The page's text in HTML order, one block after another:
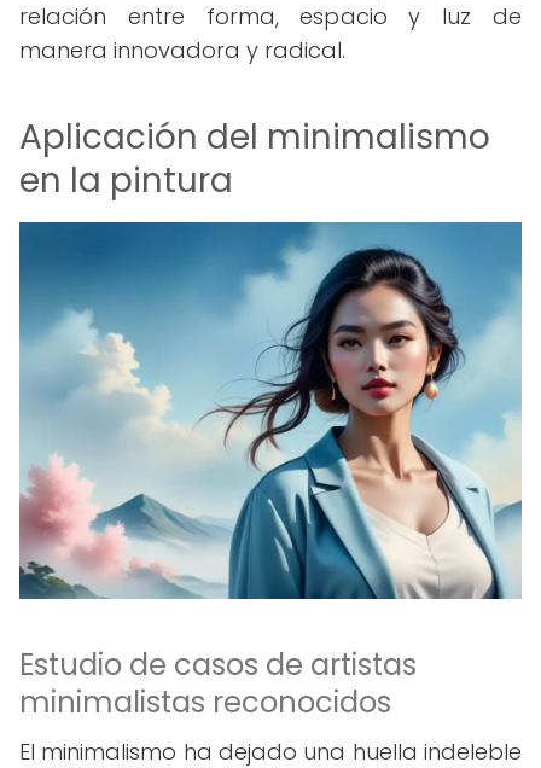
relación entre forma, espacio y luz de
manera innovadora y radical.
Aplicación del minimalismo
en la pintura
Estudio de casos de artistas
minimalistas reconocidos
El minimalismo ha dejado una huella indeleble